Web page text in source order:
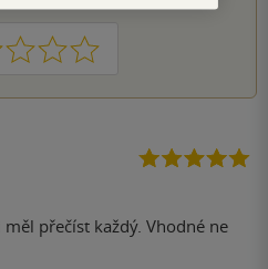
4 5
přečíst každý. Vhodné ne